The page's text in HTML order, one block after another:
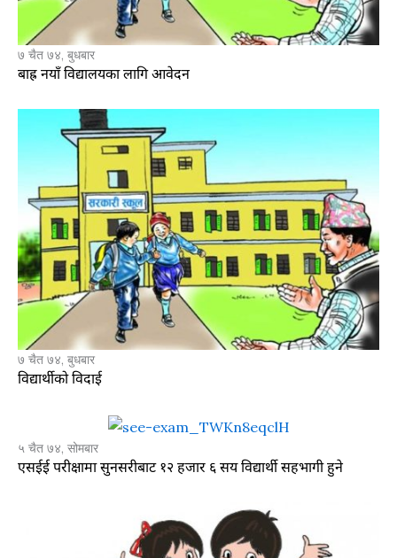
७ चैत ७४, बुधबार
बाह्र नयाँ विद्यालयका लागि आवेदन
७ चैत ७४, बुधबार
विद्यार्थीको विदाई
५ चैत ७४, सोमबार
एसईई परीक्षामा सुनसरीबाट १२ हजार ६ सय विद्यार्थी सहभागी हुने